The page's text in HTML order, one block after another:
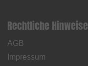
Rechtliche Hinweise
AGB
Impressum